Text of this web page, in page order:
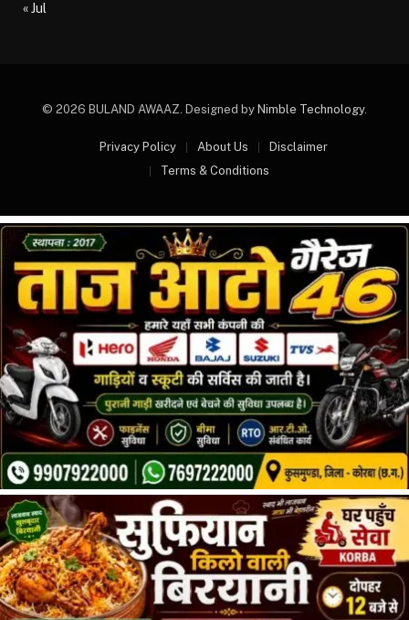
« Jul
© 2026 BULAND AWAAZ. Designed by Nimble Technology.
Privacy Policy About Us
Disclaimer
Terms & Conditions